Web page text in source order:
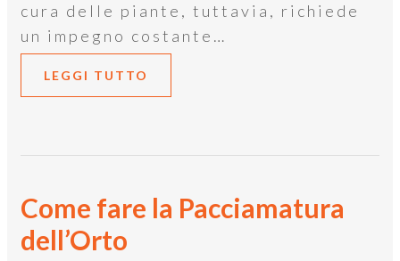
cura delle piante, tuttavia, richiede
un impegno costante…
LEGGI TUTTO
Come fare la Pacciamatura
dell’Orto